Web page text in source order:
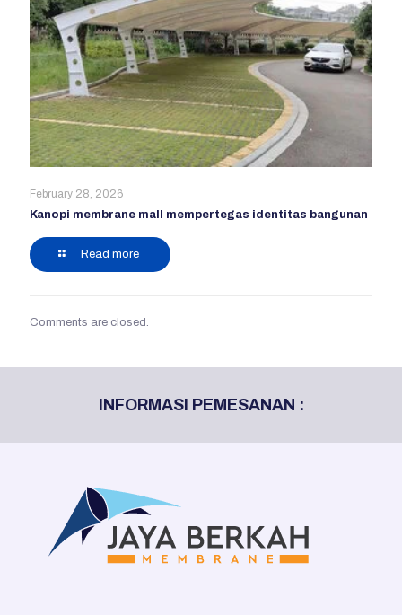
February 28, 2026
Kanopi membrane mall mempertegas identitas bangunan
Read more
Comments are closed.
INFORMASI PEMESANAN :